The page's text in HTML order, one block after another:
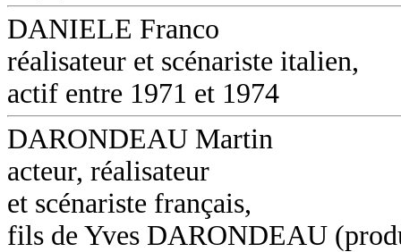
DANIELE Franco
réalisateur et scénariste italien,
actif entre 1971 et 1974
DARONDEAU Martin
acteur, réalisateur
et scénariste français,
fils de Yves DARONDEAU